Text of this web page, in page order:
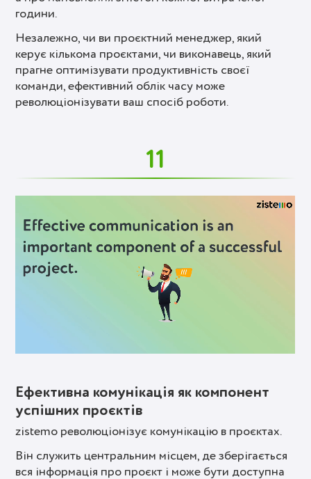
години.
Незалежно, чи ви проєктний менеджер, який
керує кількома проєктами, чи виконавець, який
прагне оптимізувати продуктивність своєї
команди, ефективний облік часу може
революціонізувати ваш спосіб роботи.
11
Ефективна комунікація як компонент
успішних проєктів
zistemo революціонізує комунікацію в проєктах.
Він служить центральним місцем, де зберігається
вся інформація про проєкт і може бути доступна